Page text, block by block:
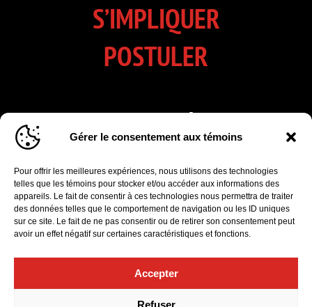
Gérer le consentement aux témoins
Pour offrir les meilleures expériences, nous utilisons des technologies
telles que les témoins pour stocker et/ou accéder aux informations des
appareils. Le fait de consentir à ces technologies nous permettra de traiter
des données telles que le comportement de navigation ou les ID uniques
sur ce site. Le fait de ne pas consentir ou de retirer son consentement peut
avoir un effet négatif sur certaines caractéristiques et fonctions.
Accepter
Refuser
S’IMPLIQUER
POSTULER
INSCRIVEZ-VOUS À NOTRE
INFOLETTRE
Cliquez pour accepter les cookies marketing
et activer ce formulaire d’inscription à
l'infolettre
Politique de confidentialité|Gérer le consentement aux témoins